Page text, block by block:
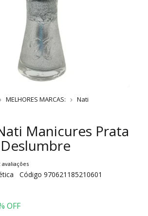
MELHORES MARCAS: Nati
Manicures Prata
avaliações
Código 970621185210601
OFF